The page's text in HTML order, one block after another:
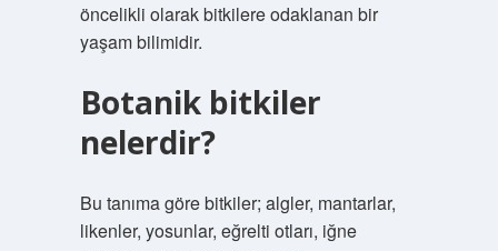
öncelikli olarak bitkilere odaklanan bir
yaşam bilimidir.
Botanik bitkiler
nelerdir?
Bu tanıma göre bitkiler; algler, mantarlar,
likenler, yosunlar, eğrelti otları, iğne